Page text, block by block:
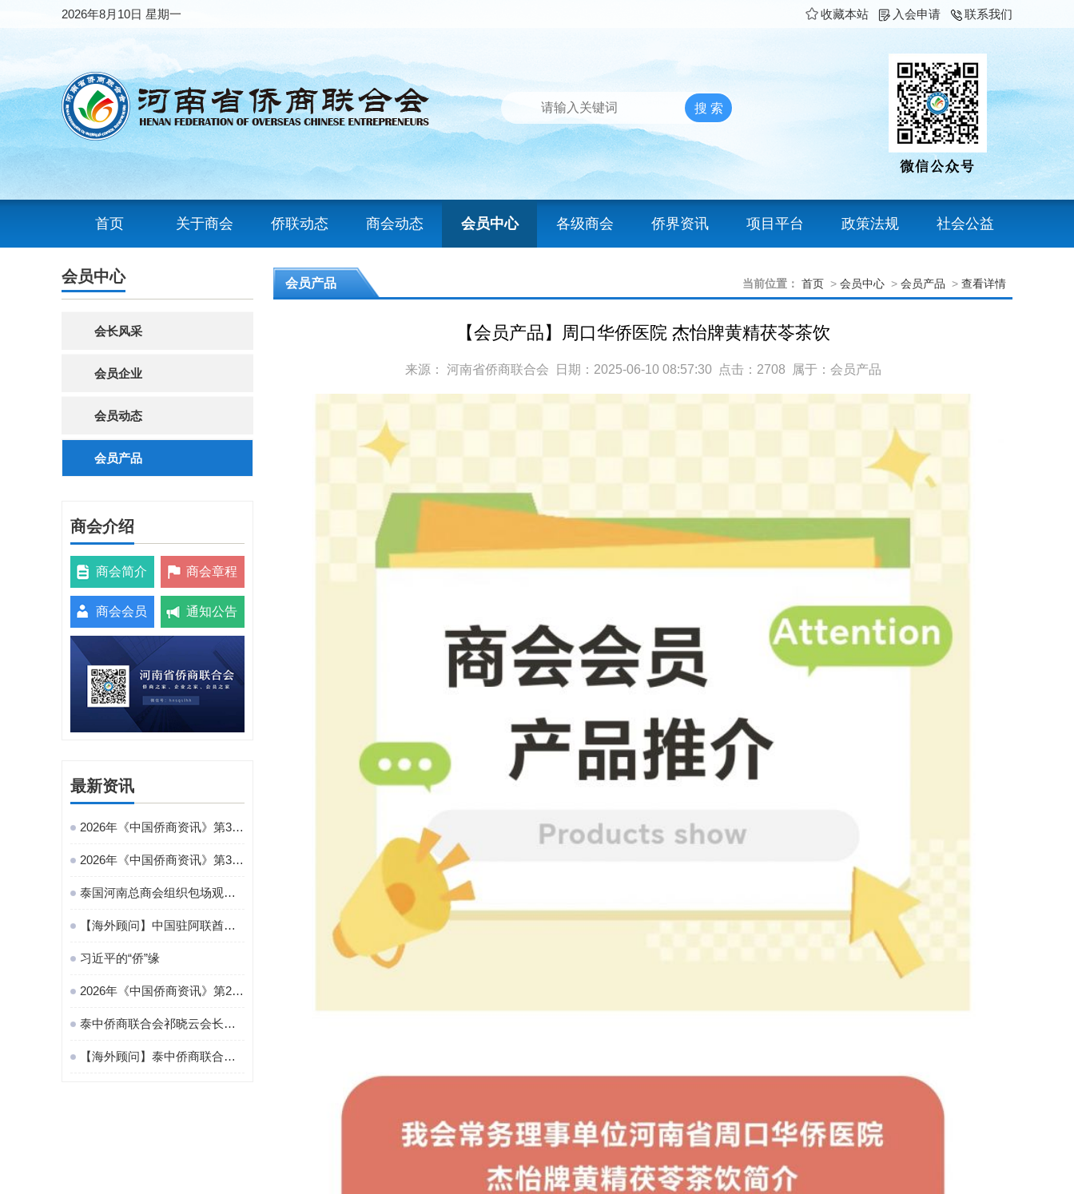
2026年8月10日 星期一 收藏本站 入会申请 联系我们
首页 关于商会 侨联动态 商会动态 会员中心 各级商会 侨界资讯 项目平台 政策法规 社会公益
会员中心
会长风采
会员企业
会员动态
会员产品
商会介绍
商会简介 商会章程
商会会员 通知公告
最新资讯
2026年《中国侨商资讯》第31期
2026年《中国侨商资讯》第30期
泰国河南总商会组织包场观影《给阿嬷的情书》：联结豫泰桑梓情
【海外顾问】中国驻阿联酋使馆隆重举办招待会热烈庆祝中国人民解放军建军99周年 金国中会长应邀出席
习近平的“侨”缘
2026年《中国侨商资讯》第29期
泰中侨商联合会祁晓云会长一行拜访泰国中华总商会
【海外顾问】泰中侨商联合会主席邝锦荣出席“丝路云帆・侨助千企万品出海”专场活动
当前位置： 首页 > 会员中心 > 会员产品 > 查看详情
会员产品
【会员产品】周口华侨医院 杰怡牌黄精茯苓茶饮
来源： 河南省侨商联合会 日期： 2025-06-10 08:57:30 点击： 2708 属于： 会员产品